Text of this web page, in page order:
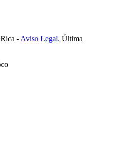
- Aviso Legal. Última